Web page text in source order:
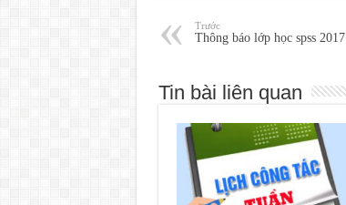
Trước
Thông báo lớp học spss 2017
Tin bài liên quan